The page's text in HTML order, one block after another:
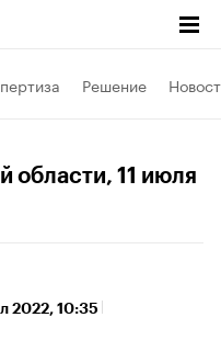
Решение
области, 11 июля
2022, 10:35